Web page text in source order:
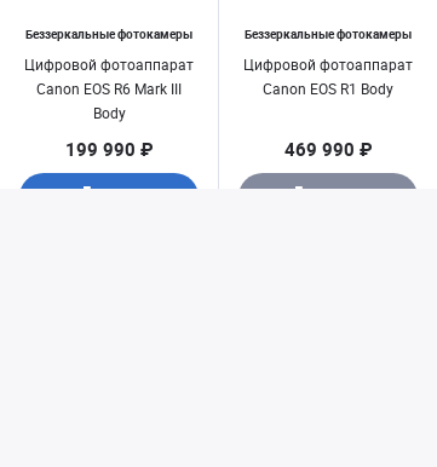
Беззеркальные фотокамеры
Цифровой фотоаппарат
Canon EOS R6 Mark III
Body
199 990 ₽
Беззеркальные фотокамеры
Цифровой фотоаппарат
Canon EOS R1 Body
469 990 ₽